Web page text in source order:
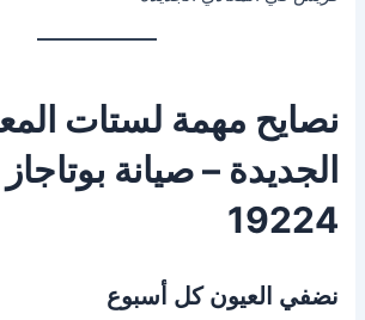
نصايح مهمة لستات
الجديدة – صيانة
19224
نضفي العيون كل أسبوع